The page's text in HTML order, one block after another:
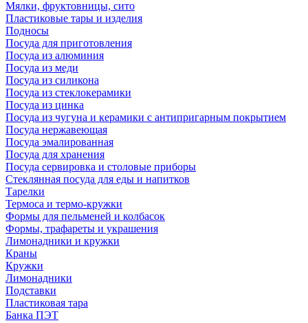
Мялки, фруктовницы, сито
Пластиковые тары и изделия
Подносы
Посуда для приготовления
Посуда из алюминия
Посуда из меди
Посуда из силикона
Посуда из стеклокерамики
Посуда из цинка
Посуда из чугуна и керамики с антипригарным покрытием
Посуда нержавеющая
Посуда эмалированная
Посуда для хранения
Посуда сервировка и столовые приборы
Стеклянная посуда для еды и напитков
Тарелки
Термоса и термо-кружки
Формы для пельменей и колбасок
Формы, трафареты и украшения
Лимонадники и кружки
Краны
Кружки
Лимонадники
Подставки
Пластиковая тара
Банка ПЭТ